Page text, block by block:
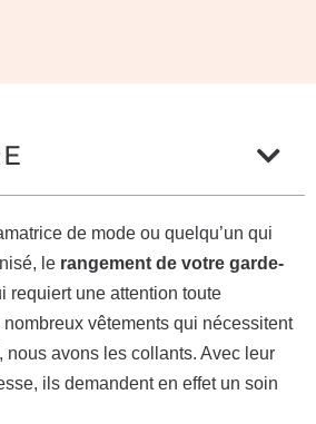
de mode ou quelqu’un qui
le rangement de votre garde-
requiert une attention toute
vêtements qui nécessitent
nous avons les collants. Avec leur
ils demandent en effet un soin